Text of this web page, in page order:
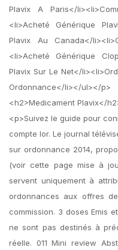
Plavix A Paris</
<li>Acheté Générique
Plavix Au Canada</
<li>Acheté Générique
Plavix Sur Le Net</
Ordonnance</li></ul></p>
<h2>Medicament Plavix</
<p>Suivez le guide pour
compte lor. Le journal
sur ordonnance 2014,
(voir cette page mise à
servent uniquement à
ordonnances aux offres
commission. 3 doses Emis
ne sont pas destinés à
réelle. 011 Mini review